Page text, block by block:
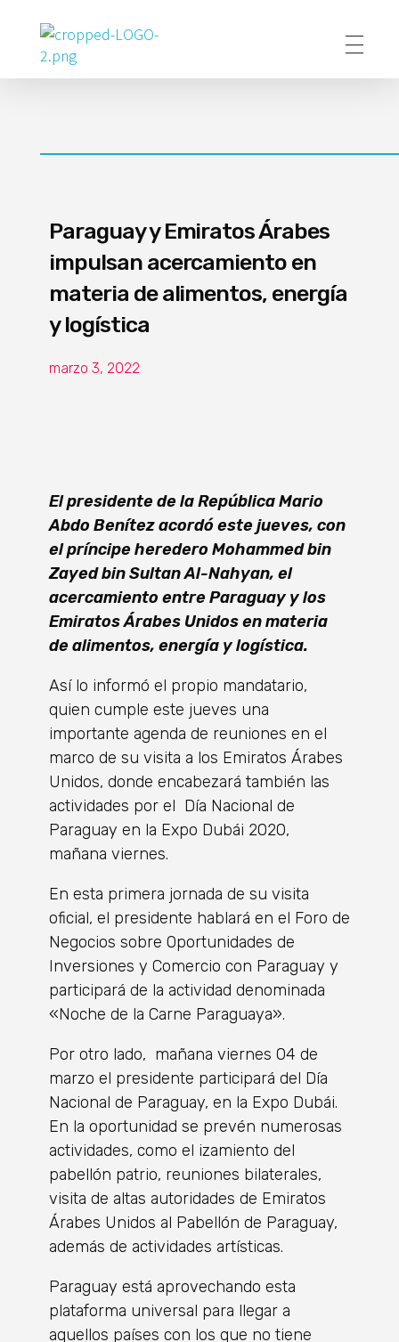
Poder Agropecuario
Paraguay y Emiratos Árabes
impulsan acercamiento en
materia de alimentos, energía
y logística
marzo 3, 2022
El presidente de la República Mario
Abdo Benítez acordó este jueves, con
el príncipe heredero Mohammed bin
Zayed bin Sultan Al-Nahyan, el
acercamiento entre Paraguay y los
Emiratos Árabes Unidos en materia
de alimentos, energía y logística.
Así lo informó el propio mandatario,
quien cumple este jueves una
importante agenda de reuniones en el
marco de su visita a los Emiratos Árabes
Unidos, donde encabezará también las
actividades por el Día Nacional de
Paraguay en la Expo Dubái 2020,
mañana viernes.
En esta primera jornada de su visita
oficial, el presidente hablará en el Foro de
Negocios sobre Oportunidades de
Inversiones y Comercio con Paraguay y
participará de la actividad denominada
«Noche de la Carne Paraguaya».
Por otro lado, mañana viernes 04 de
marzo el presidente participará del Día
Nacional de Paraguay, en la Expo Dubái.
En la oportunidad se prevén numerosas
actividades, como el izamiento del
pabellón patrio, reuniones bilaterales,
visita de altas autoridades de Emiratos
Árabes Unidos al Pabellón de Paraguay,
además de actividades artísticas.
Paraguay está aprovechando esta
plataforma universal para llegar a
aquellos países con los que no tiene